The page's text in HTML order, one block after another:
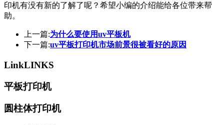
印机有没有新的了解了呢？希望小编的介绍能给各位带来帮
助。
上一篇:为什么要使用uv平板机
下一篇:uv平板打印机市场前景很被看好的原因
LinkLINKS
平板打印机
圆柱体打印机